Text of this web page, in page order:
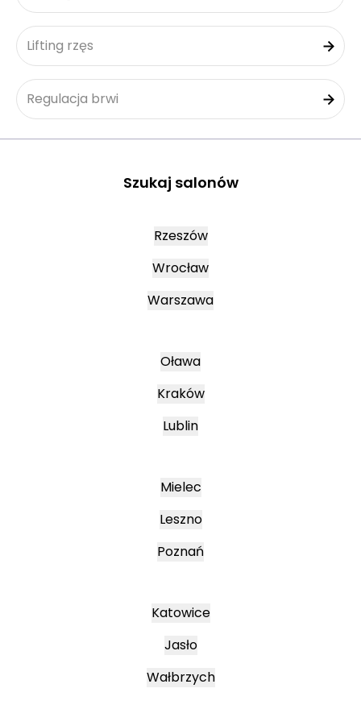
Lifting rzęs
Regulacja brwi
Szukaj salonów
Rzeszów
Wrocław
Warszawa
Oława
Kraków
Lublin
Mielec
Leszno
Poznań
Katowice
Jasło
Wałbrzych